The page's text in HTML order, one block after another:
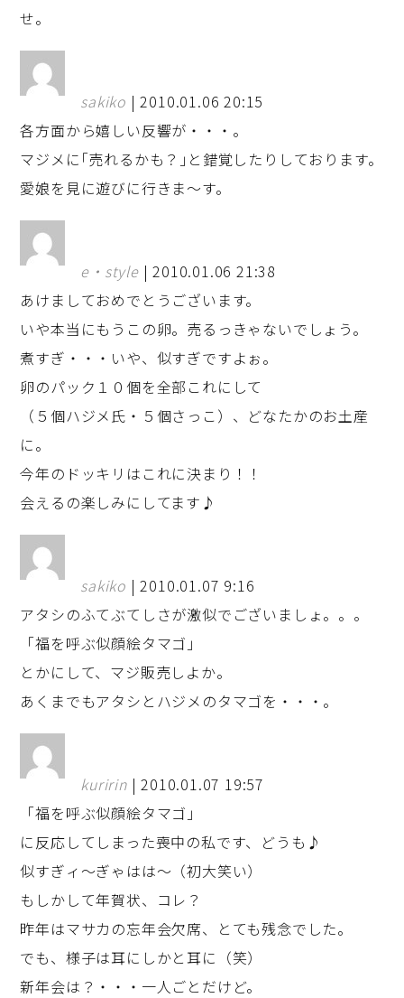
せ。
sakiko | 2010.01.06 20:15
各方面から嬉しい反響が・・・。
マジメに｢売れるかも？｣と錯覚したりしております。
愛娘を見に遊びに行きま～す。
e・style| 2010.01.06 21:38
あけましておめでとうございます。
いや本当にもうこの卵。売るっきゃないでしょう。
煮すぎ・・・いや、似すぎですよぉ。
卵のパック１０個を全部これにして
（５個ハジメ氏・５個さっこ）、どなたかのお土産
に。
今年のドッキリはこれに決まり！！
会えるの楽しみにしてます♪
sakiko | 2010.01.07 9:16
アタシのふてぶてしさが激似でございましょ。。。
「福を呼ぶ似顔絵タマゴ」
とかにして、マジ販売しよか。
あくまでもアタシとハジメのタマゴを・・・。
kuririn| 2010.01.07 19:57
「福を呼ぶ似顔絵タマゴ」
に反応してしまった喪中の私です、どうも♪
似すぎィ～ぎゃはは～（初大笑い）
もしかして年賀状、コレ？
昨年はマサカの忘年会欠席、とても残念でした。
でも、様子は耳にしかと耳に（笑）
新年会は？・・・一人ごとだけど。